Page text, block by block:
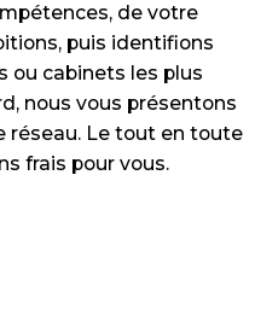
de votre
puis identifions
ou cabinets les plus
nous vous présentons
réseau. Le tout en toute
frais pour vous.